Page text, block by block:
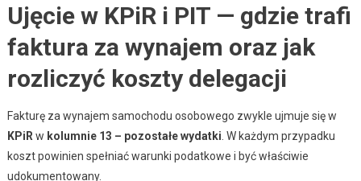
Ujęcie w KPiR i PIT — gdzie trafi
faktura za wynajem oraz jak
rozliczyć koszty delegacji
Fakturę za wynajem samochodu osobowego zwykle ujmuje się w
KPiR w kolumnie 13 – pozostałe wydatki . W każdym przypadku
koszt powinien spełniać warunki podatkowe i być właściwie
udokumentowany.